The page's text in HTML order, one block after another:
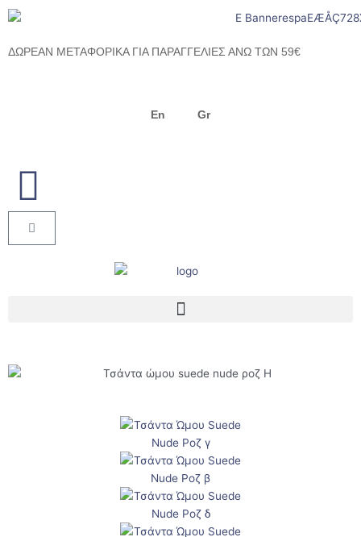
Μετάβαση
στο
ΔΩΡΕΑΝ ΜΕΤΑΦΟΡΙΚΑ ΓΙΑ ΠΑΡΑΓΓΕΛΙΕΣ ΑΝΩ ΤΩΝ 59€
En Gr
Menu